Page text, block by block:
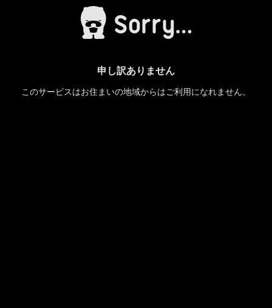
申し訳ありません
このサービスはお住まいの地域からはご利用になれません。